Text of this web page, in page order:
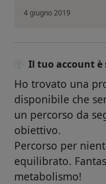
4 giugno 2019
Il tuo account
Ho trovato una
disponibile che
un percorso da
obiettivo.
Percorso per
equilibrato.
metabolismo!